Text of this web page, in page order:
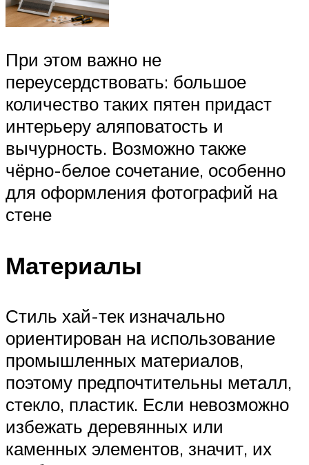
При этом важно не
переусердствовать: большое
количество таких пятен придаст
интерьеру аляповатость и
вычурность. Возможно также
чёрно-белое сочетание, особенно
для оформления фотографий на
стене
Материалы
Стиль хай-тек изначально
ориентирован на использование
промышленных материалов,
поэтому предпочтительны металл,
стекло, пластик. Если невозможно
избежать деревянных или
каменных элементов, значит, их